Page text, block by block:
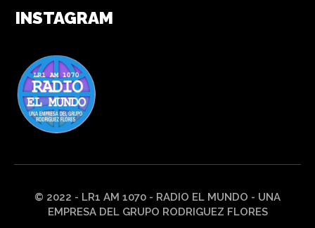
INSTAGRAM
© 2022 - LR1 AM 1070 - RADIO EL MUNDO - UNA
EMPRESA DEL GRUPO RODRIGUEZ FLORES